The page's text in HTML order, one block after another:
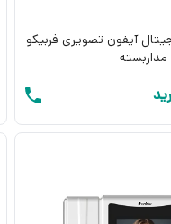
آیفون تصویری فربیکو
مداربسته